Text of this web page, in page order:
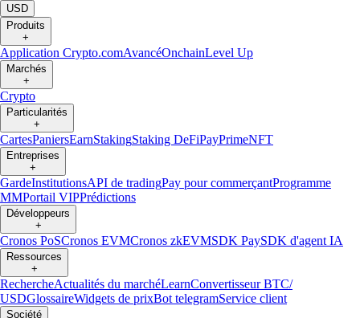
USD
Produits
+
Application Crypto.comAvancéOnchainLevel Up
Marchés
+
Crypto
Particularités
+
CartesPaniersEarnStakingStaking DeFiPayPrimeNFT
Entreprises
+
GardeInstitutionsAPI de tradingPay pour commerçantProgramme
MMPortail VIPPrédictions
Développeurs
+
Cronos PoSCronos EVMCronos zkEVMSDK PaySDK d'agent IA
Ressources
+
RechercheActualités du marchéLearnConvertisseur BTC/
USDGlossaireWidgets de prixBot telegramService client
Société